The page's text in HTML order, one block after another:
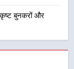
तक होगा
बुनकरों और